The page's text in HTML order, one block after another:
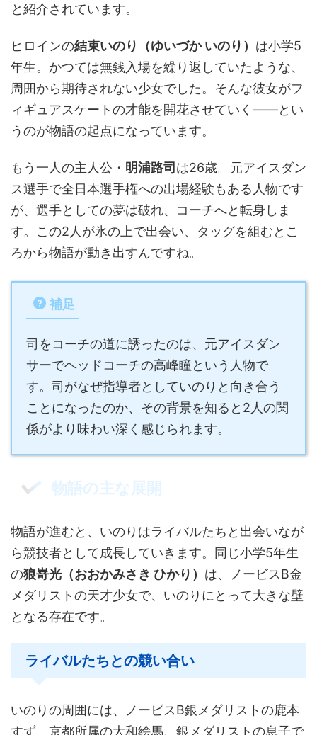
と紹介されています。
ヒロインの結束いのり（ゆいづか いのり） は小学5
年生。かつては無銭入場を繰り返していたような、
周囲から期待されない少女でした。そんな彼女がフ
ィギュアスケートの才能を開花させていく——とい
うのが物語の起点になっています。
もう一人の主人公・ 明浦路司は26歳。元アイスダン
ス選手で全日本選手権への出場経験もある人物です
が、選手としての夢は破れ、コーチへと転身しま
す。この2人が氷の上で出会い、タッグを組むとこ
ろから物語が動き出すんですね。
補足
司をコーチの道に誘ったのは、元アイスダン
サーでヘッドコーチの高峰瞳という人物で
す。司がなぜ指導者としていのりと向き合う
ことになったのか、その背景を知ると2人の関
係がより味わい深く感じられます。
物語の主な展開
物語が進むと、いのりはライバルたちと出会いなが
ら競技者として成長していきます。同じ小学5年生
の狼嵜光（おおかみさき ひかり） は、ノービスB金
メダリストの天才少女で、いのりにとって大きな壁
となる存在です。
ライバルたちとの競い合い
いのりの周囲には、ノービスB銀メダリストの鹿本
すず、京都所属の大和絵馬、銀メダリストの息子で